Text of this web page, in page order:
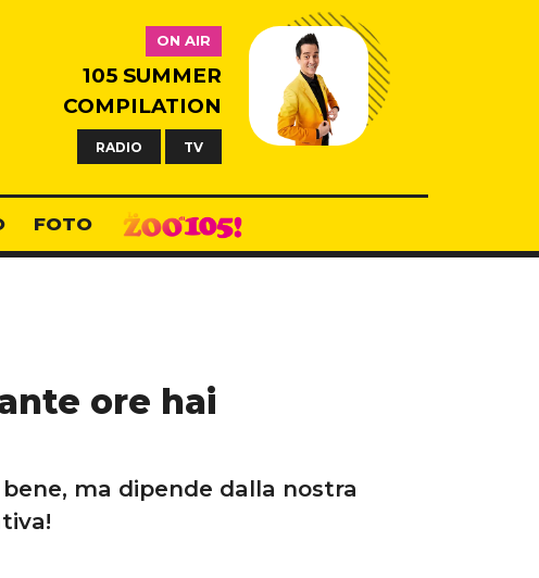
ON AIR
105 SUMMER
COMPILATION
RADIO TV
FOTO
ore hai
ma dipende dalla nostra